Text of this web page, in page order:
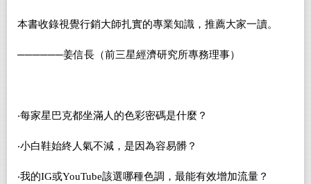
本書收錄視覺行銷大師扎實的專業知識，推薦大家一讀。
──────姜信長（前三星經濟研究所專務理事）
‧每家星巴克都坐滿人的色彩密碼是什麼？
‧小白鞋始終人氣不減，是因為容易髒？
‧我的IG或YouTube該選哪種色調，最能有效增加流量？